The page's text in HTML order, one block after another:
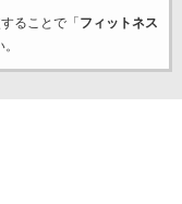
ることで「 フィットネス